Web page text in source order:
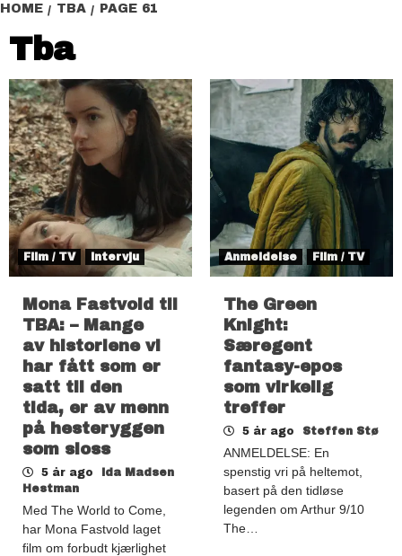
HOME TBA PAGE 61
Tba
Film / TV Intervju
Mona Fastvold til
TBA: – Mange
av historiene vi
har fått som er
satt til den
tida, er av menn
på hesteryggen
som sloss
5 år ago
Ida Madsen
Hestman
Med The World to Come,
har Mona Fastvold laget
film om forbudt kjærlighet
Anmeldelse Film / TV
The Green
Knight:
Særegent
fantasy-epos
som virkelig
treffer
5 år ago Steffen Stø
ANMELDELSE: En
spenstig vri på heltemot,
basert på den tidløse
legenden om Arthur 9/10
The…